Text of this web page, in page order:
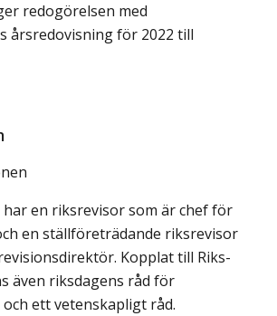
redogörelsen med
årsredovisning för 2022 till
har en riksrevisor som är chef för
en ställ­företrädande riksrevisor
Kopplat till Riks­
även riksdagens råd för
ett vetenskapligt råd.